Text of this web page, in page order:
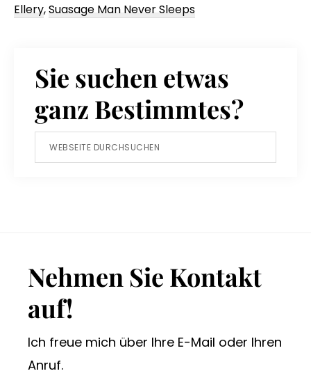
Ellery,Suasage Man Never Sleeps
Sie suchen etwas
ganz Bestimmtes?
Webseite
durchsuchen
Footer
Nehmen Sie Kontakt
auf!
Ich freue mich über Ihre E-Mail oder Ihren
Anruf.